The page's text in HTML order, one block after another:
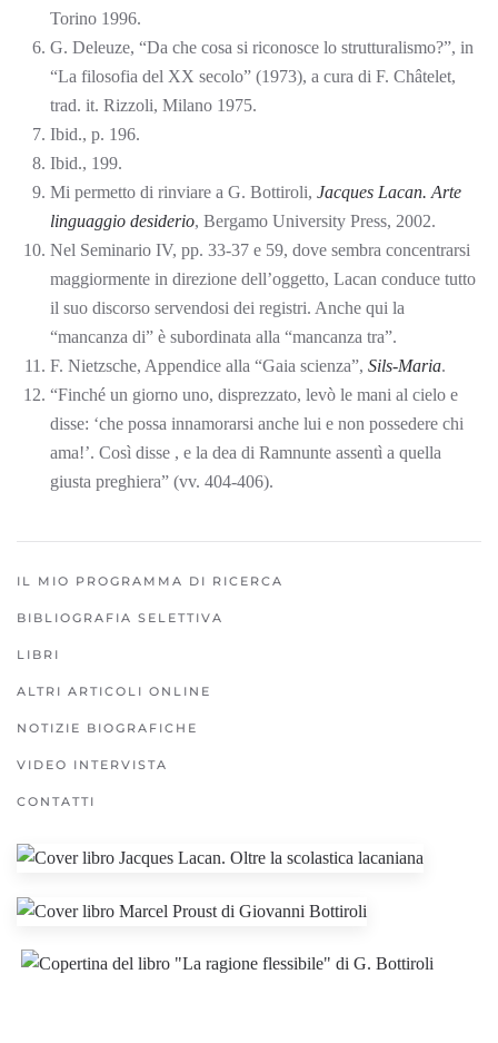
Torino 1996.
G. Deleuze, “Da che cosa si riconosce lo strutturalismo?”, in
“La filosofia del XX secolo” (1973), a cura di F. Châtelet,
trad. it. Rizzoli, Milano 1975.
Ibid., p. 196.
Ibid., 199.
Mi permetto di rinviare a G. Bottiroli, Jacques Lacan. Arte
linguaggio desiderio, Bergamo University Press, 2002.
Nel Seminario IV, pp. 33-37 e 59, dove sembra concentrarsi
maggiormente in direzione dell’oggetto, Lacan conduce tutto
il suo discorso servendosi dei registri. Anche qui la
“mancanza di” è subordinata alla “mancanza tra”.
F. Nietzsche, Appendice alla “Gaia scienza”, Sils-Maria.
“Finché un giorno uno, disprezzato, levò le mani al cielo e
disse: ‘che possa innamorarsi anche lui e non possedere chi
ama!’. Così disse , e la dea di Ramnunte assentì a quella
giusta preghiera” (vv. 404-406).
IL MIO PROGRAMMA DI RICERCA
BIBLIOGRAFIA SELETTIVA
LIBRI
ALTRI ARTICOLI ONLINE
NOTIZIE BIOGRAFICHE
VIDEO INTERVISTA
CONTATTI